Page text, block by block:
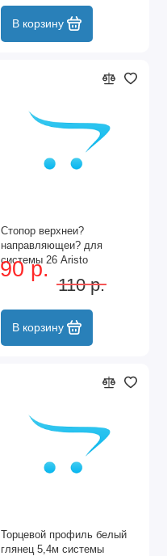
В корзину
Стопор верхнеи?
направляющеи? для
системы 26 Aristo
90 р.
110 р.
В корзину
Торцевой профиль белый
глянец 5,4м системы